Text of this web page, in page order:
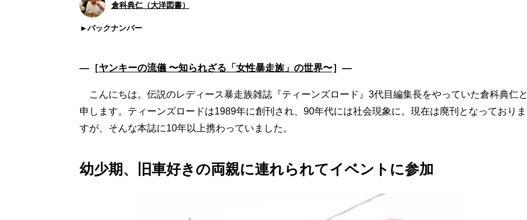
倉科典仁（大洋図書）
バックナンバー
―［ヤンキーの流儀 〜知られざる「女性暴走族」の世界〜］―
こんにちは。伝説のレディース暴走族雑誌『ティーンズロード』3代目編集長をやっていた倉科典仁と
申します。ティーンズロードは1989年に創刊され、90年代には社会現象に。現在は廃刊となっておりま
すが、そんな本誌に10年以上携わっていました。
幼少期、旧車好きの両親に連れられてイベントに参加